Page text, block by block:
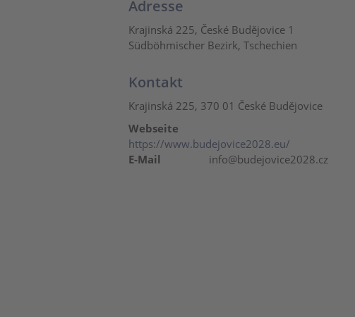
Adresse
Krajinská 225, České Budějovice 1
Südböhmischer Bezirk, Tschechien
Kontakt
Krajinská 225, 370 01 České Budějovice
Webseite
https://www.budejovice2028.eu/
E-Mail
info@budejovice2028.cz